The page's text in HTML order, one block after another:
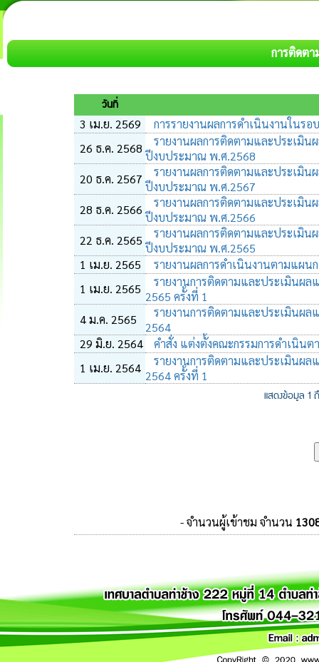
การติดต
วันที่
3 เม.ย. 2569
การรายงานผลการดำเนินงานในร
26 ธ.ค. 2568
รายงานผลการติดตามและประเมิ
ปีงบประมาณ พ.ศ.2568
20 ธ.ค. 2567
รายงานผลการติดตามและประเมิ
ปีงบประมาณ พ.ศ.2567
28 ธ.ค. 2566
รายงานผลการติดตามและประเมิ
ปีงบประมาณ พ.ศ.2566
22 ธ.ค. 2565
รายงานผลการติดตามและประเมิ
ปีงบประมาณ พ.ศ.2565
1 เม.ย. 2565
รายงานผลการดำเนินงานตามแผน
1 เม.ย. 2565
รายงานการติดตามและประเมินผ
2565 ครั้งที่ 1
4 ม.ค. 2565
รายงานการติดตามและประเมินผ
2564
29 มิ.ย. 2564
คำสั่ง แต่งตั้งคณะกรรมการดำเนิน
1 เม.ย. 2564
รายงานการติดตามและประเมินผ
2564 ครั้งที่ 1
แสดงข้อมูล
- จำนวนผู้เข้าชม จำนวน